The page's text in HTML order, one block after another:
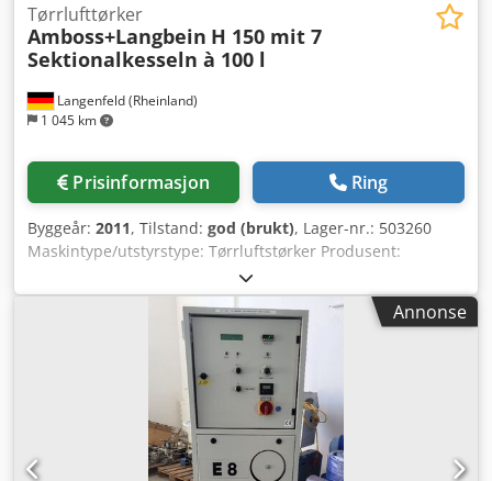
Langenfeld (Rheinland)
1 045 km
Tørrlufttørker
Amboss+Langbein H 150 mit 7
Sektionalkesseln à 100 l
Prisinformasjon Ring
Byggeår: 2011, Tilstand: god (brukt), Lager-nr.: 503260
Maskintype/utstyrstype: Tørrluftstørker Produsent:
Amboss+Langbein Type: Seksjonsstørker H150 Årsmodell:
2011 Seksjonsstørker H 150 med 8 seksjonskjeler à 100 l
Kan også leveres med materialestasjon og vakuumanlegg
ved behov. Beholdervolum: 7 x 100 l
Luftgjennomstrømning: 400 m³/t De seksjonale tørkerne fra
Amboss+Langbein er egnet for energibesparende,
stasjonær og mobil tørking. Takket være modulsystemet fra
Amboss+Langbein tilpasses tørkeanlegget individuelt til
driftsbehovene og kan realiseres selv på begrenset plass.
Annonse